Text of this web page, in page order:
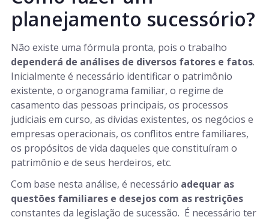
planejamento sucessório?
Não existe uma fórmula pronta, pois o trabalho
dependerá de análises de diversos fatores e fatos.
Inicialmente é necessário identificar o patrimônio
existente, o organograma familiar, o regime de
casamento das pessoas principais, os processos
judiciais em curso, as dívidas existentes, os negócios e
empresas operacionais, os conflitos entre familiares,
os propósitos de vida daqueles que constituíram o
patrimônio e de seus herdeiros, etc.
Com base nesta análise, é necessário adequar as
questões familiares e desejos com as restrições
constantes da legislação de sucessão. É necessário ter